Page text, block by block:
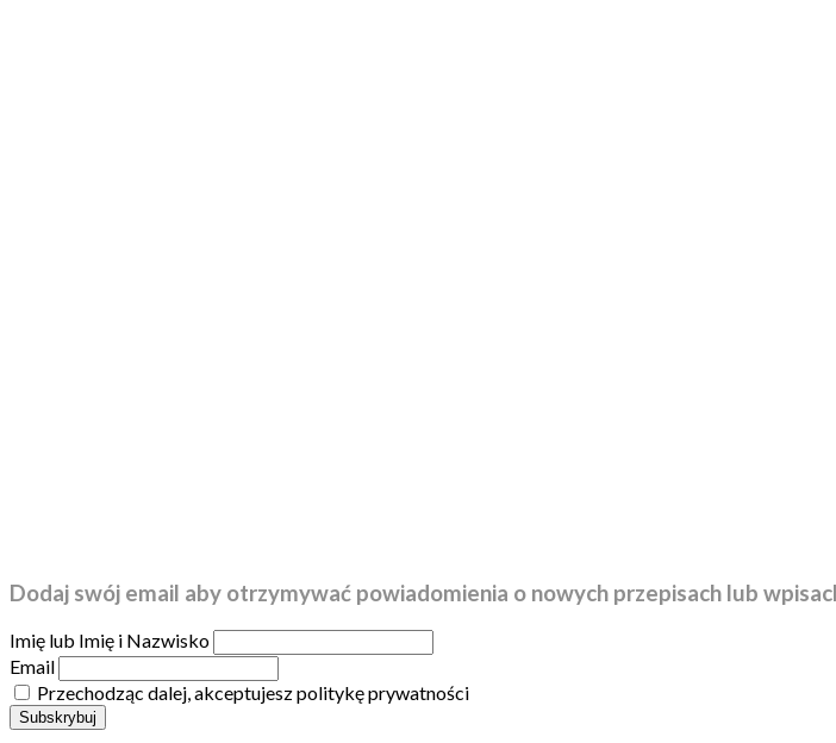
Dodaj swój email aby otrzymywać powiadomienia o nowych przepisach lub
Imię lub Imię i Nazwisko
Email
Przechodząc dalej, akceptujesz politykę prywatności